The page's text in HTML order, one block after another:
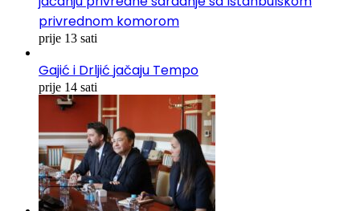
privrednom komorom
prije 13 sati
Gajić i Drljić jačaju Tempo
prije 14 sati